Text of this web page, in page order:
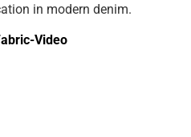
in modern denim.
Video